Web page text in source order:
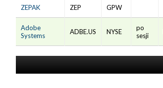
ZEPAK ZEP GPW
Adobe
Systems
ADBE.US NYSE
po
sesji